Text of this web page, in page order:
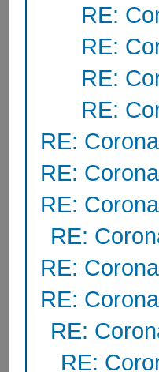
RE:
RE:
RE:
RE:
RE:
RE:
RE:
RE:
RE:
RE:
RE:
RE: